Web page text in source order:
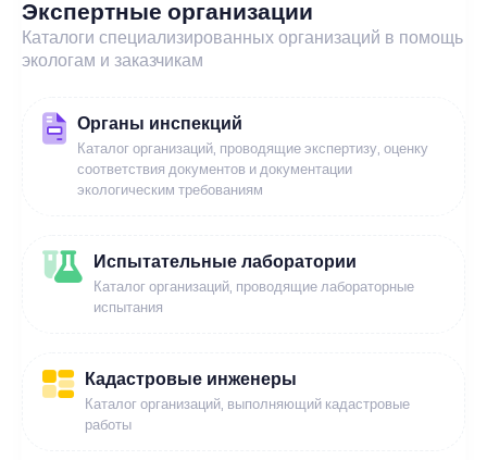
Экспертные организации
Каталоги специализированных организаций в помощь
экологам и заказчикам
Органы инспекций
Каталог организаций, проводящие экспертизу, оценку
соответствия документов и документации
экологическим требованиям
Испытательные лаборатории
Каталог организаций, проводящие лабораторные
испытания
Кадастровые инженеры
Каталог организаций, выполняющий кадастровые
работы